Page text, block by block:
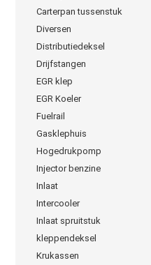
Carterpan tussenstuk
Diversen
Distributiedeksel
Drijfstangen
EGR klep
EGR Koeler
Fuelrail
Gasklephuis
Hogedrukpomp
Injector benzine
Inlaat
Intercooler
Inlaat spruitstuk
kleppendeksel
Krukassen